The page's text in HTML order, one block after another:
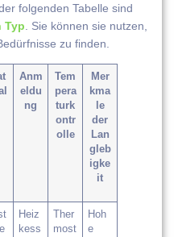
folgenden Tabelle sind
Typ . Sie können sie nutzen,
zu finden.
Anm
eldu
ng
Tem
pera
turk
ontr
olle
Mer
kma
le
der
Lan
gleb
igke
it
Heiz
kess
Ther
most
Hoh
e